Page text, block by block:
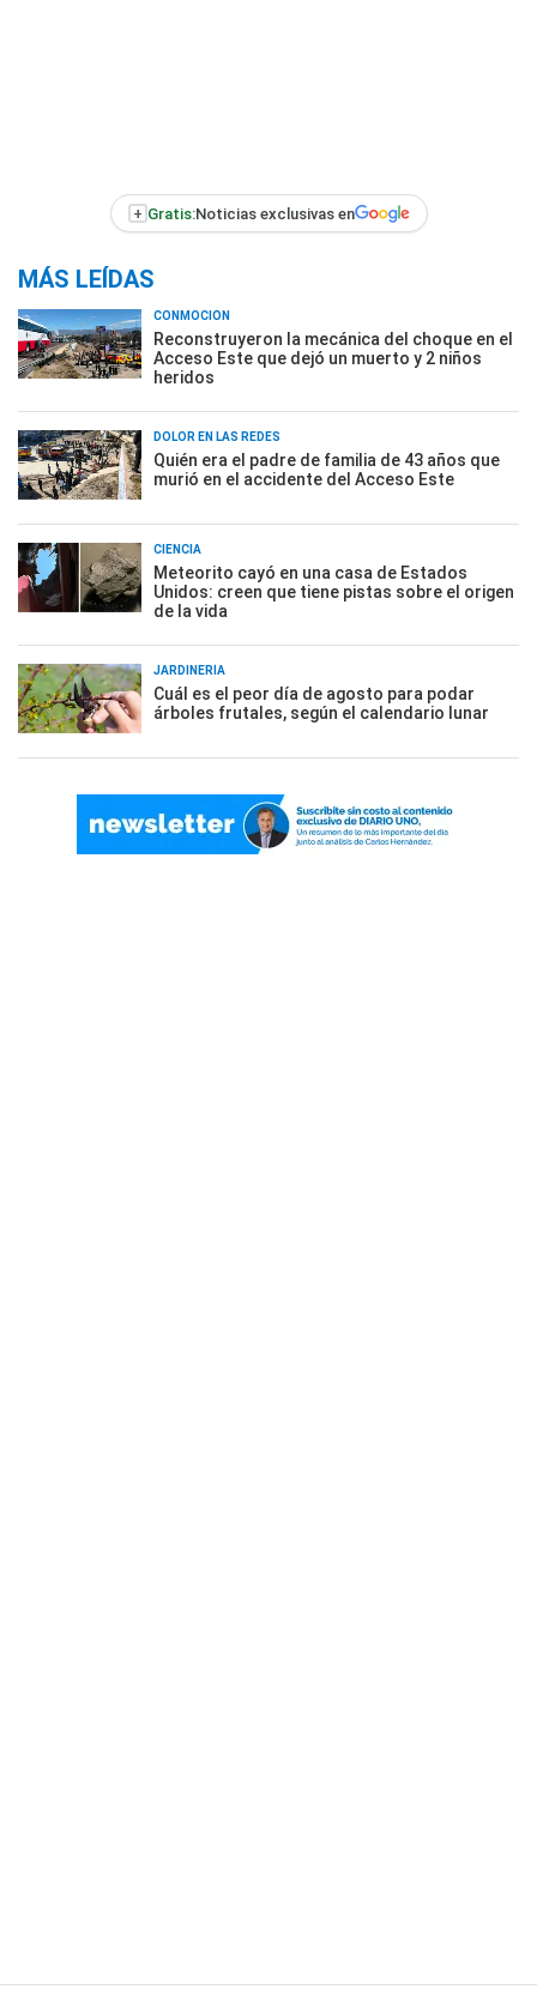
+ Gratis:Noticias exclusivas en
MÁS LEÍDAS
CONMOCIÓN
Reconstruyeron la mecánica del choque en el
Acceso Este que dejó un muerto y 2 niños
heridos
DOLOR EN LAS REDES
Quién era el padre de familia de 43 años que
murió en el accidente del Acceso Este
CIENCIA
Meteorito cayó en una casa de Estados
Unidos: creen que tiene pistas sobre el origen
de la vida
JARDINERÍA
Cuál es el peor día de agosto para podar
árboles frutales, según el calendario lunar